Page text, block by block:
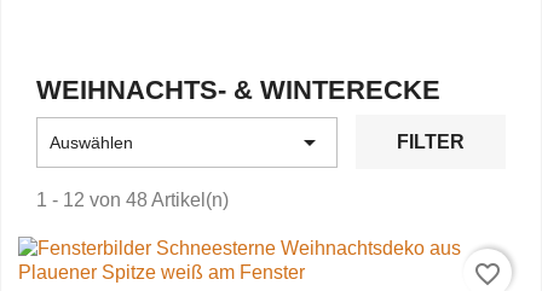
WEIHNACHTS- & WINTERECKE
Auswählen  FILTER
1 - 12 von 48 Artikel(n)
favorite_border